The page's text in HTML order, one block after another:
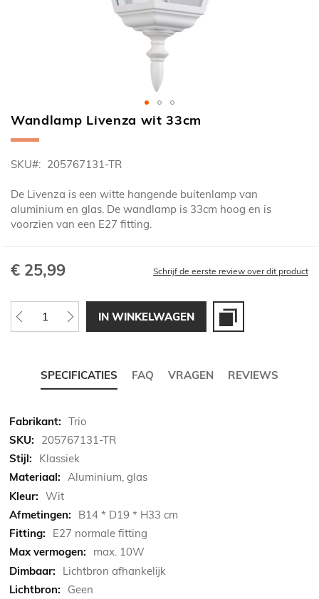
Ga
naar
begin
de
afbeeldingen-
gallerij
Wandlamp Livenza wit 33cm
SKU 205767131-TR
De Livenza is een witte hangende buitenlamp van
aluminium en glas. De wandlamp is 33cm hoog en is
voorzien van een E27 fitting.
€ 25,99 Schrijf de eerste review over dit product
IN WINKELWAGEN
SPECIFICATIES FAQ VRAGEN REVIEWS
Meer
informatie
Trio
205767131-TR
Klassiek
Aluminium, glas
Wit
B14 * D19 * H33 cm
E27 normale fitting
max. 10W
Lichtbron afhankelijk
Geen